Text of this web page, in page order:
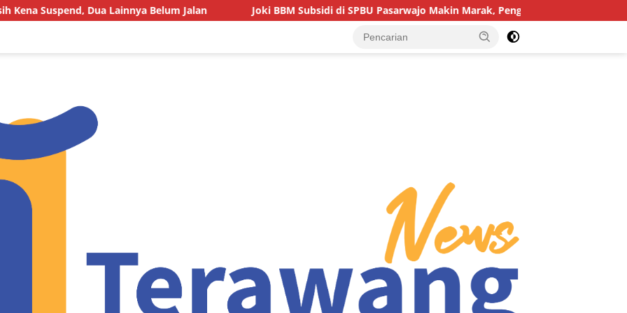
Dua Lainnya Belum Jalan Joki BBM Subsidi di SPBU Pasarwajo Makin Marak, Pengendara: “Polres Buton Dimana,